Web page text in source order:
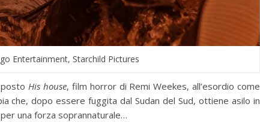
Entertainment, Starchild Pictures
His house, film horror di Remi Weekes, all’esordio come
che, dopo essere fuggita dal Sudan del Sud, ottiene asilo in
una forza soprannaturale…